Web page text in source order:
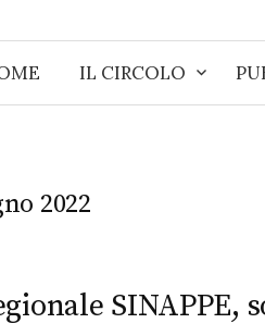
IL CIRCOLO
2022
SINAPPE,